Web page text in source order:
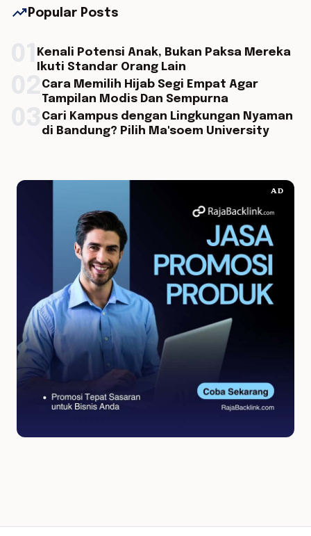
trending_up Popular Posts
Kenali Potensi Anak, Bukan Paksa Mereka
Ikuti Standar Orang Lain
Cara Memilih Hijab Segi Empat Agar
Tampilan Modis Dan Sempurna
Cari Kampus dengan Lingkungan Nyaman
di Bandung? Pilih Ma'soem University
AD